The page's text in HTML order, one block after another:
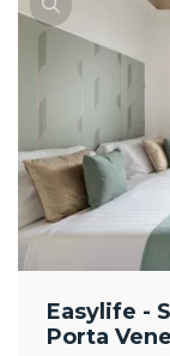
Easylife -
Porta